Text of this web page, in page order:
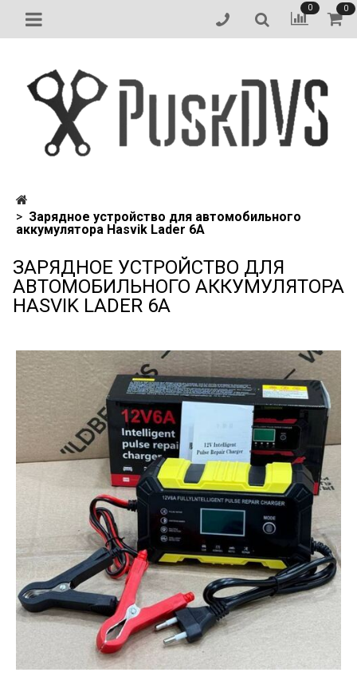
0 0
Зарядное устройство для автомобильного
аккумулятора Hasvik Lader 6A
ЗАРЯДНОЕ УСТРОЙСТВО ДЛЯ
АВТОМОБИЛЬНОГО АККУМУЛЯТОРА
HASVIK LADER 6A